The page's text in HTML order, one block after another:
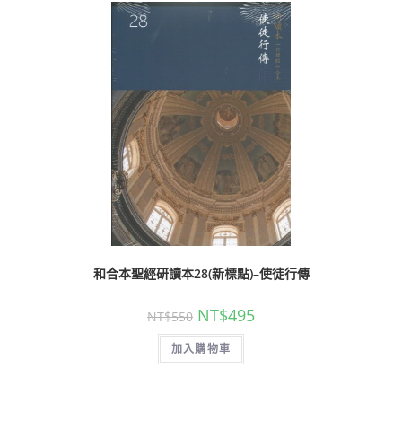
和合本聖經研讀本28(新標點)–使徒行傳
NT$550 NT$495
加入購物車